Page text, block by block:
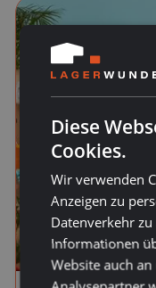
Diese
Cookies.
Wir verwenden
Anzeigen zu
Datenverkehr
Informationen
Website auch